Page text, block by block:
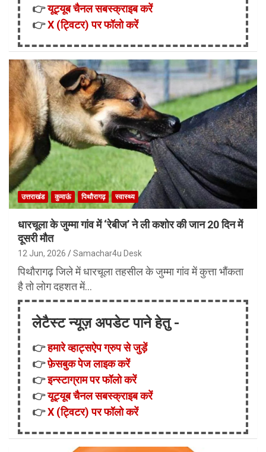
👉यूट्यूब चैनल सबस्क्राइब करें
👉X (ट्विटर) पर फॉलो करें
उत्तराखंड कुमाऊं पिथौरागढ़ स्वास्थ्य
धारचूला के जुम्मा गांव में ‘रेबीज’ ने ली कशोर की जान 20 दिन में
दूसरी मौत
12 Jun, 2026 Samachar4u Desk
पिथौरागढ़ जिले में धारचूला तहसील के जुम्मा गांव में कुत्ता भौंकता
है तो लोग दहशत में…
लेटैस्ट न्यूज़ अपडेट पाने हेतु -
👉हमारे व्हाट्सऐप ग्रुप से जुड़ें
👉फ़ेसबुक पेज लाइक करें
👉इन्स्टाग्राम पर फॉलो करें
👉यूट्यूब चैनल सबस्क्राइब करें
👉X (ट्विटर) पर फॉलो करें